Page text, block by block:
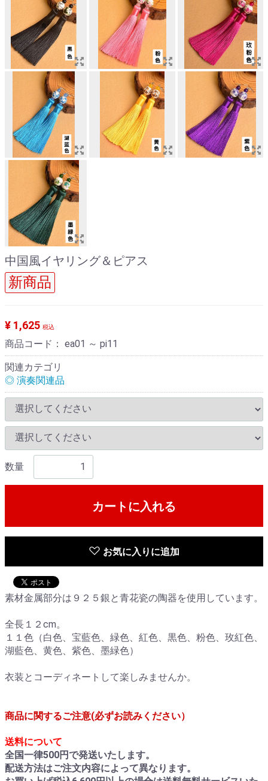
中国風イヤリング＆ピアス
新商品
¥ 1,625 税込
商品コード： ea01 ～ pi11
関連カテゴリ
◎ 演奏関連品
数量
カートに入れる
お気に入りに追加
素材金属部分は９２５銀と青花瓷の陶器を使用しています。
全長１２cm。
１１色（白色、宝藍色、緑色、紅色、黒色、粉色、玫紅色、
湖藍色、黄色、紫色、墨緑色）
衣装とコーディネートして楽しみませんか。
商品に関するご注意(必ずお読みください）
送料について
全国一律500円で発送いたします。
配送方法はご注文内容によって異なります。